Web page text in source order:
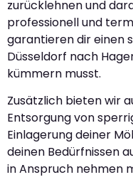
zurücklehnen und
professionell und
garantieren dir einen
Düsseldorf nach
kümmern musst.
Zusätzlich bieten wir
Entsorgung von
Einlagerung deiner
deinen Bedürfnissen
in Anspruch nehmen